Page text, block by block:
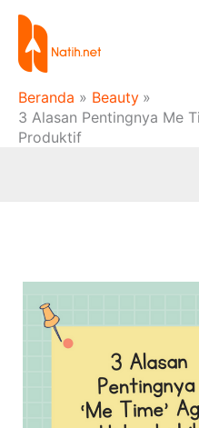
Lewati
konten
Beranda
Beauty
3 Alasan Pentingnya Me
Produktif